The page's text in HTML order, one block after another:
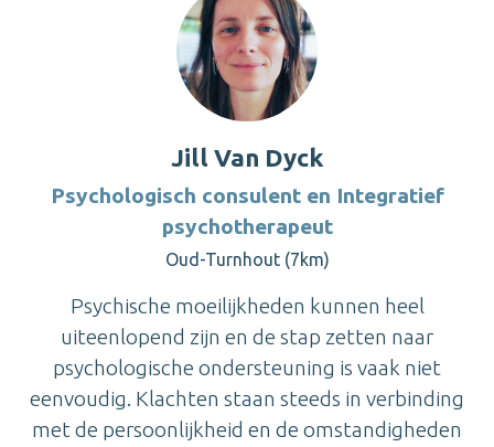
Jill Van Dyck
Psychologisch consulent en Integratief
psychotherapeut
Oud-Turnhout (7km)
Psychische moeilijkheden kunnen heel
uiteenlopend zijn en de stap zetten naar
psychologische ondersteuning is vaak niet
eenvoudig. Klachten staan steeds in verbinding
met de persoonlijkheid en de omstandigheden